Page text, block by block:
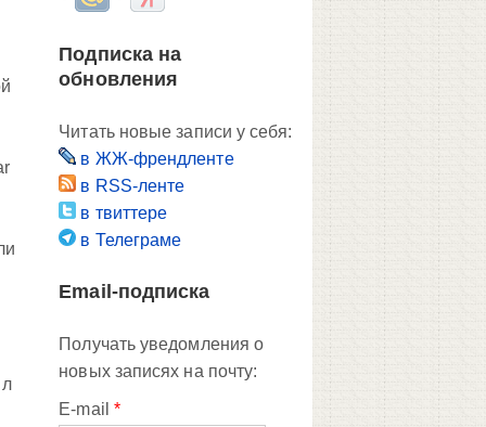
Подписка на
обновления
Читать новые записи у себя:
в ЖЖ-френдленте
в RSS-ленте
в твиттере
в Телеграме
Email-подписка
Получать уведомления о
новых записях на почту:
E-mail *